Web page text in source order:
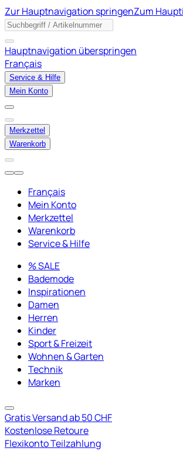
Zur Hauptnavigation springenZum
Hauptnavigation überspringen
Français
Service & Hilfe
Mein Konto
Merkzettel
Warenkorb
Français
Mein Konto
Merkzettel
Warenkorb
Service & Hilfe
% SALE
Bademode
Inspirationen
Damen
Herren
Kinder
Sport & Freizeit
Wohnen & Garten
Technik
Marken
Gratis Versand ab 50 CHF
Kostenlose Retoure
Flexikonto Teilzahlung